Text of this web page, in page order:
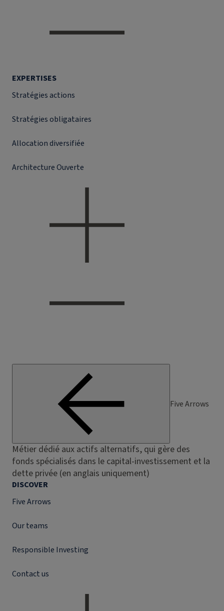
EXPERTISES
Stratégies actions
Stratégies obligataires
Allocation diversifiée
Architecture Ouverte
Five Arrows
Métier dédié aux actifs alternatifs, qui gère des
fonds spécialisés dans le capital-investissement et la
dette privée (en anglais uniquement)
DISCOVER
Five Arrows
Our teams
Responsible Investing
Contact us